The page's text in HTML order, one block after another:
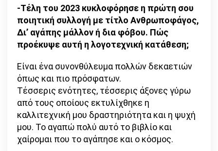
-Τέλη του 2023 κυκλοφόρησε η πρώτη σου
ποιητική συλλογή με τίτλο Ανθρωποφάγος,
Δι’ αγάπης μάλλον ή δια φόβου. Πώς
προέκυψε αυτή η λογοτεχνική κατάθεση;
Είναι ένα συνονθύλευμα πολλών δεκαετιών
όπως και πιο πρόσφατων.
Τέσσερις ενότητες, τέσσερις άξονες γύρω
από τους οποίους εκτυλίχθηκε η
καλλιτεχνική μου δραστηριότητα και η ψυχή
μου. Το αγαπώ πολύ αυτό το βιβλίο και
χαίρομαι που το αγάπησε και ο κόσμος.